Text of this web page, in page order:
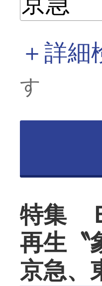
＋詳細
す
特集
再生〝
京急、